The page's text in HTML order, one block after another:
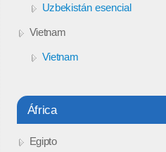
Uzbekistán esencial
Vietnam
Vietnam
África
Egipto